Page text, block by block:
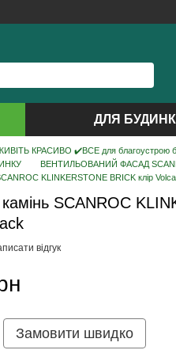
ДЛЯ
КРАСИВО ✔️ВСЕ для благоустрою
ВЕНТИЛЬОВАНИЙ ФАСАД
KLINKERSTONE BRICK клір
SCANROC
відгук
Замовити швидко